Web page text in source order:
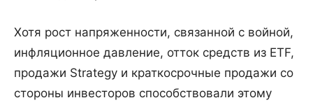
Хотя рост напряженности, связанной с войной,
инфляционное давление, отток средств из ETF,
продажи Strategy и краткосрочные продажи со
стороны инвесторов способствовали этому